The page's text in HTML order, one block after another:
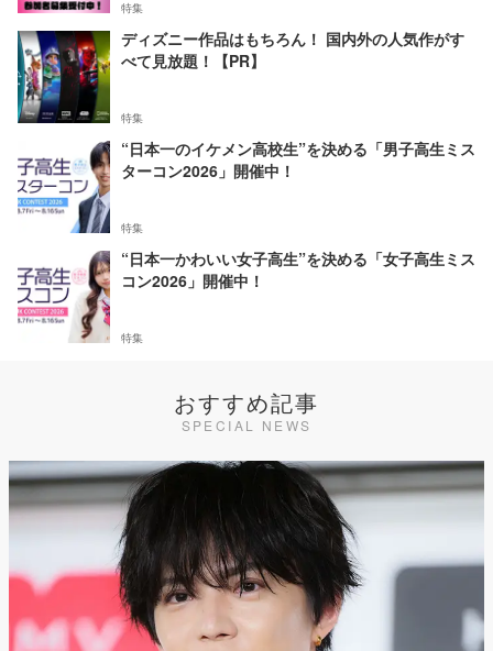
特集
ディズニー作品はもちろん！ 国内外の人気作がす
べて見放題！【PR】
特集
“日本一のイケメン高校生”を決める「男子高生ミス
ターコン2026」開催中！
特集
“日本一かわいい女子高生”を決める「女子高生ミス
コン2026」開催中！
特集
おすすめ記事
SPECIAL NEWS